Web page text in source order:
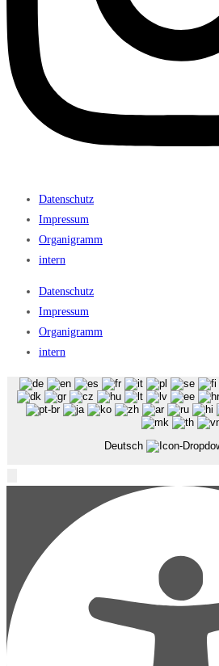
Datenschutz
Impressum
Organigramm
intern
Datenschutz
Impressum
Organigramm
intern
Deutsch